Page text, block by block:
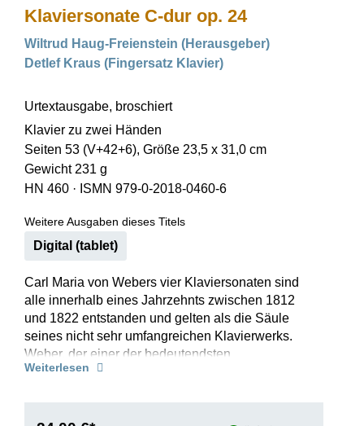
Klaviersonate C-dur op. 24
Wiltrud Haug-Freienstein (Herausgeber)
Detlef Kraus (Fingersatz Klavier)
Urtextausgabe, broschiert
Klavier zu zwei Händen
Seiten 53 (V+42+6), Größe 23,5 x 31,0 cm
Gewicht 231 g
HN 460 · ISMN 979-0-2018-0460-6
Weitere Ausgaben dieses Titels
Digital (tablet)
Carl Maria von Webers vier Klaviersonaten sind
alle innerhalb eines Jahrzehnts zwischen 1812
und 1822 entstanden und gelten als die Säule
seines nicht sehr umfangreichen Klavierwerks.
Weber, der einer der bedeutendsten
Klavierspieler seiner Zeit war und bei Konzerten
Weiterlesen